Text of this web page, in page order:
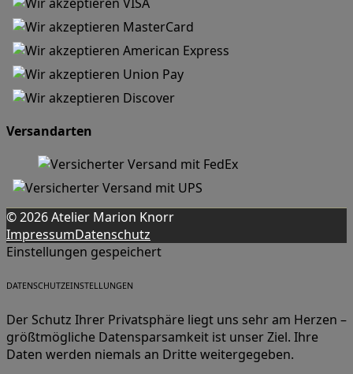
Versandarten
© 2026 Atelier Marion Knorr
ImpressumDatenschutz
Einstellungen gespeichert
DATENSCHUTZEINSTELLUNGEN
Der Schutz Ihrer Privatsphäre liegt uns sehr am Herzen –
größtmögliche Datensparsamkeit ist unser Ziel. Ihre
Daten werden niemals an Dritte weitergegeben.